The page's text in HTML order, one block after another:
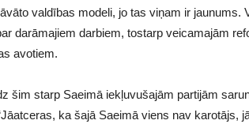
valdības modeli, jo tas viņam ir jaunums.
darāmajiem darbiem, tostarp veicamajām
avotiem.
šim starp Saeimā iekļuvušajām partijām
ka šajā Saeimā viens nav karotājs,